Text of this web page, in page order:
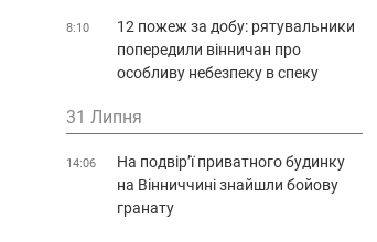
8:10
12 пожеж за добу: рятувальники
попередили вінничан про
особливу небезпеку в спеку
31 Липня
14:06
На подвір’ї приватного будинку
на Вінниччині знайшли бойову
гранату